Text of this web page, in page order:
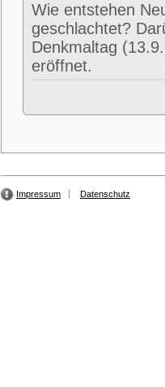
Wie entstehen
geschlachtet?
Denkmaltag
eröffnet.
Impressum Datenschutz